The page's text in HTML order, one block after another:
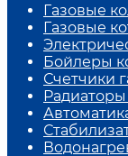
Газовые
Газовые
Бойлеры
Счетчики